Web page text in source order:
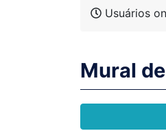
Usuários
Mural